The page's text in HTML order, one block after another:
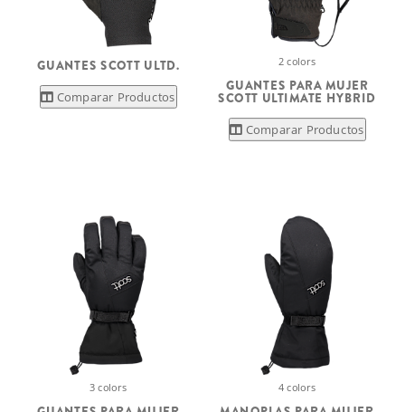
GUANTES SCOTT ULTD.
Comparar Productos
2 colors
GUANTES PARA MUJER
SCOTT ULTIMATE HYBRID
Comparar Productos
3 colors 4 colors